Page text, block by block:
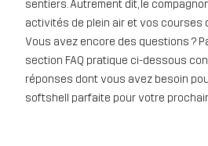
sentiers. Autrement dit, le
activités de plein air et vos courses
Vous avez encore des questions ?
section FAQ pratique ci-dessous
réponses dont vous avez besoin
softshell parfaite pour votre